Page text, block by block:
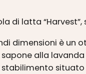
di latta
dimensioni è un
alla
situato